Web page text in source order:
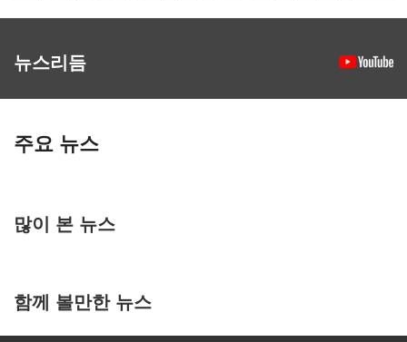
뉴스리듬
주요 뉴스
많이 본 뉴스
함께 볼만한 뉴스